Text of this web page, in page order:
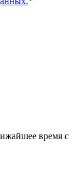
время с